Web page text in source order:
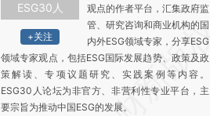
ESG30人
+关注
观点的作者平台，汇集政府监
管、研究咨询和商业机构的国
内外ESG领域专家，分享ESG
领域专家观点，包括ESG国际发展趋势、政策及政
策解读、专项议题研究、实践案例等内容。
ESG30人论坛为非官方、非营利性专业平台，主
要宗旨为推动中国ESG的发展。